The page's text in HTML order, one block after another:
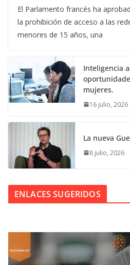
El Parlamento francés ha
la prohibición de acceso a las
menores de 15 años, una
Inteligencia
mujeres.
16 julio, 2026
La nueva
8 julio, 2026
ENLACES SUGERIDOS